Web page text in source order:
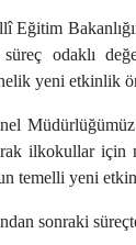
Eğitim
odaklı
yeni etkinlik
ilkokullar için
temelli yeni
sonraki